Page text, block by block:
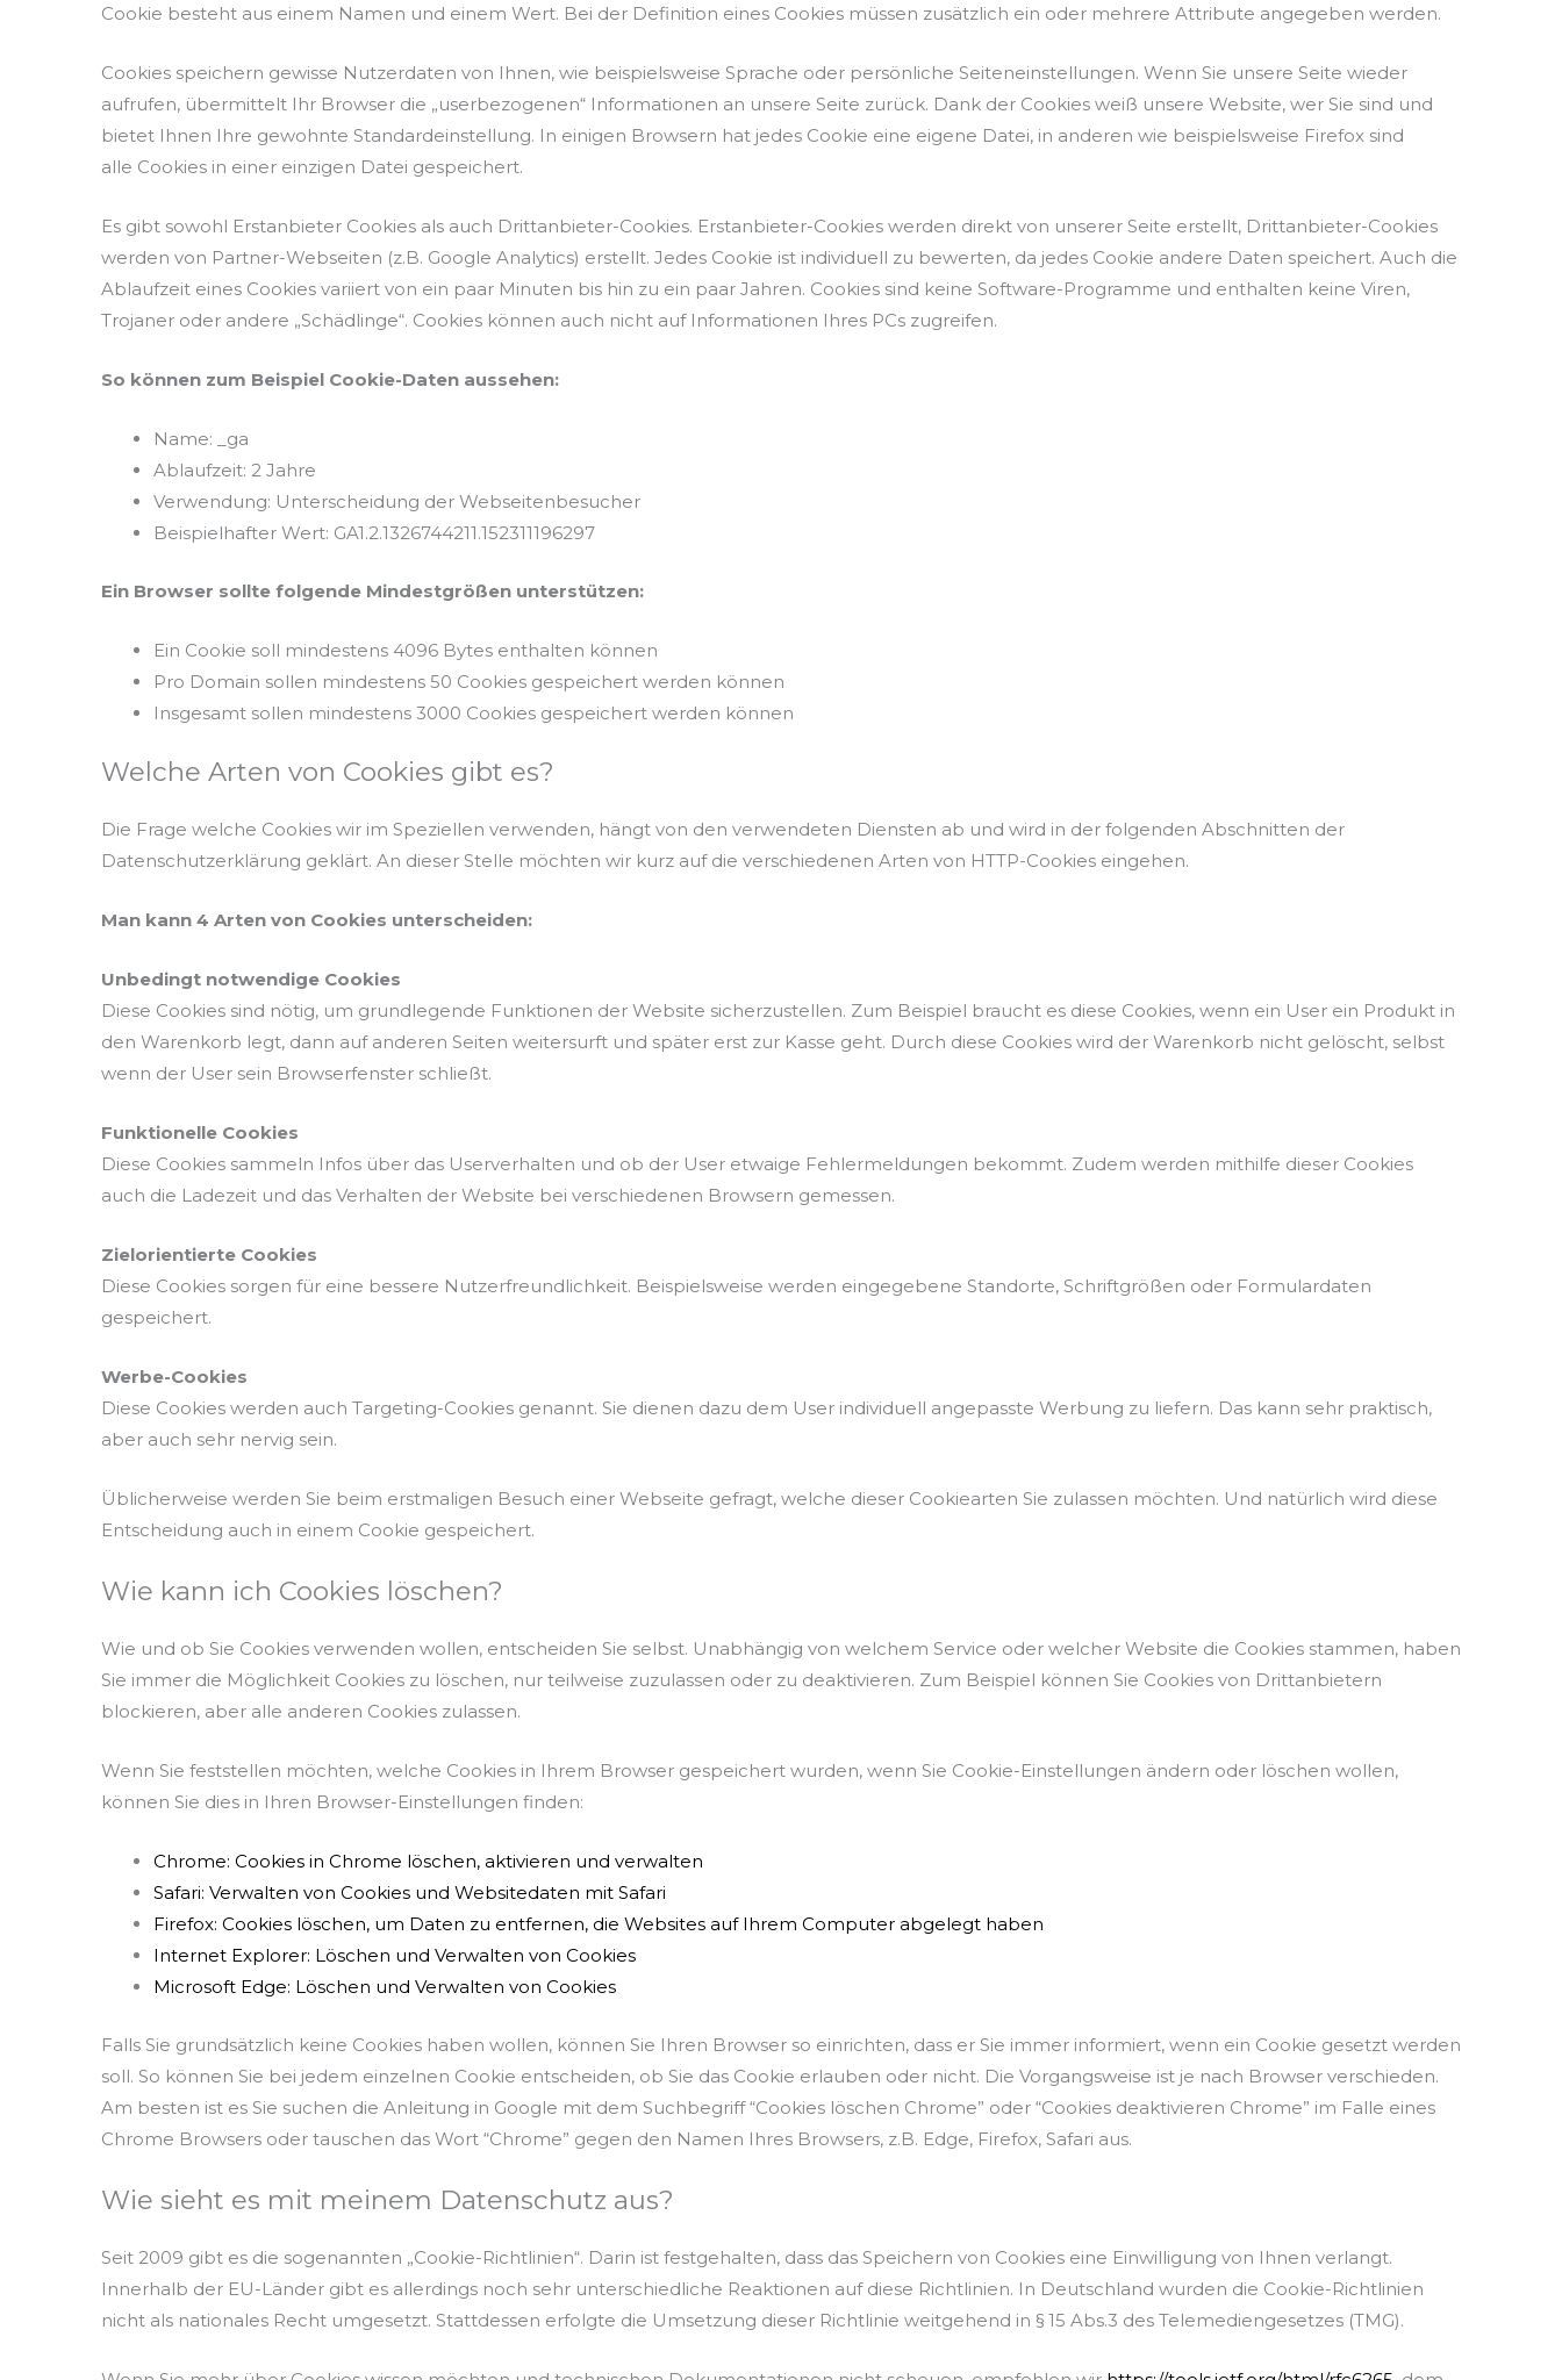
Cookie besteht aus einem Namen und einem Wert. Bei der Definition eines Cookies müssen zusätzlich ein oder mehrere Attribute angegeben werden.
Cookies speichern gewisse Nutzerdaten von Ihnen, wie beispielsweise Sprache oder persönliche Seiteneinstellungen. Wenn Sie unsere Seite wieder
aufrufen, übermittelt Ihr Browser die „userbezogenen“ Informationen an unsere Seite zurück. Dank der Cookies weiß unsere Website, wer Sie sind und
bietet Ihnen Ihre gewohnte Standardeinstellung. In einigen Browsern hat jedes Cookie eine eigene Datei, in anderen wie beispielsweise Firefox sind
alle Cookies in einer einzigen Datei gespeichert.
Es gibt sowohl Erstanbieter Cookies als auch Drittanbieter-Cookies. Erstanbieter-Cookies werden direkt von unserer Seite erstellt, Drittanbieter-Cookies
werden von Partner-Webseiten (z.B. Google Analytics) erstellt. Jedes Cookie ist individuell zu bewerten, da jedes Cookie andere Daten speichert. Auch die
Ablaufzeit eines Cookies variiert von ein paar Minuten bis hin zu ein paar Jahren. Cookies sind keine Software-Programme und enthalten keine Viren,
Trojaner oder andere „Schädlinge“. Cookies können auch nicht auf Informationen Ihres PCs zugreifen.
So können zum Beispiel Cookie-Daten aussehen:
Name: _ga
Ablaufzeit: 2 Jahre
Verwendung: Unterscheidung der Webseitenbesucher
Beispielhafter Wert: GA1.2.1326744211.152311196297
Ein Browser sollte folgende Mindestgrößen unterstützen:
Ein Cookie soll mindestens 4096 Bytes enthalten können
Pro Domain sollen mindestens 50 Cookies gespeichert werden können
Insgesamt sollen mindestens 3000 Cookies gespeichert werden können
Welche Arten von Cookies gibt es?
Die Frage welche Cookies wir im Speziellen verwenden, hängt von den verwendeten Diensten ab und wird in der folgenden Abschnitten der
Datenschutzerklärung geklärt. An dieser Stelle möchten wir kurz auf die verschiedenen Arten von HTTP-Cookies eingehen.
Man kann 4 Arten von Cookies unterscheiden:
Unbedingt notwendige Cookies
Diese Cookies sind nötig, um grundlegende Funktionen der Website sicherzustellen. Zum Beispiel braucht es diese Cookies, wenn ein User ein Produkt in
den Warenkorb legt, dann auf anderen Seiten weitersurft und später erst zur Kasse geht. Durch diese Cookies wird der Warenkorb nicht gelöscht, selbst
wenn der User sein Browserfenster schließt.
Funktionelle Cookies
Diese Cookies sammeln Infos über das Userverhalten und ob der User etwaige Fehlermeldungen bekommt. Zudem werden mithilfe dieser Cookies
auch die Ladezeit und das Verhalten der Website bei verschiedenen Browsern gemessen.
Zielorientierte Cookies
Diese Cookies sorgen für eine bessere Nutzerfreundlichkeit. Beispielsweise werden eingegebene Standorte, Schriftgrößen oder Formulardaten
gespeichert.
Werbe-Cookies
Diese Cookies werden auch Targeting-Cookies genannt. Sie dienen dazu dem User individuell angepasste Werbung zu liefern. Das kann sehr praktisch,
aber auch sehr nervig sein.
Üblicherweise werden Sie beim erstmaligen Besuch einer Webseite gefragt, welche dieser Cookiearten Sie zulassen möchten. Und natürlich wird diese
Entscheidung auch in einem Cookie gespeichert.
Wie kann ich Cookies löschen?
Wie und ob Sie Cookies verwenden wollen, entscheiden Sie selbst. Unabhängig von welchem Service oder welcher Website die Cookies stammen, haben
Sie immer die Möglichkeit Cookies zu löschen, nur teilweise zuzulassen oder zu deaktivieren. Zum Beispiel können Sie Cookies von Drittanbietern
blockieren, aber alle anderen Cookies zulassen.
Wenn Sie feststellen möchten, welche Cookies in Ihrem Browser gespeichert wurden, wenn Sie Cookie-Einstellungen ändern oder löschen wollen,
können Sie dies in Ihren Browser-Einstellungen finden:
Chrome: Cookies in Chrome löschen, aktivieren und verwalten
Safari: Verwalten von Cookies und Websitedaten mit Safari
Firefox: Cookies löschen, um Daten zu entfernen, die Websites auf Ihrem Computer abgelegt haben
Internet Explorer: Löschen und Verwalten von Cookies
Microsoft Edge: Löschen und Verwalten von Cookies
Falls Sie grundsätzlich keine Cookies haben wollen, können Sie Ihren Browser so einrichten, dass er Sie immer informiert, wenn ein Cookie gesetzt werden
soll. So können Sie bei jedem einzelnen Cookie entscheiden, ob Sie das Cookie erlauben oder nicht. Die Vorgangsweise ist je nach Browser verschieden.
Am besten ist es Sie suchen die Anleitung in Google mit dem Suchbegriff “Cookies löschen Chrome” oder “Cookies deaktivieren Chrome” im Falle eines
Chrome Browsers oder tauschen das Wort “Chrome” gegen den Namen Ihres Browsers, z.B. Edge, Firefox, Safari aus.
Wie sieht es mit meinem Datenschutz aus?
Seit 2009 gibt es die sogenannten „Cookie-Richtlinien“. Darin ist festgehalten, dass das Speichern von Cookies eine Einwilligung von Ihnen verlangt.
Innerhalb der EU-Länder gibt es allerdings noch sehr unterschiedliche Reaktionen auf diese Richtlinien. In Deutschland wurden die Cookie-Richtlinien
nicht als nationales Recht umgesetzt. Stattdessen erfolgte die Umsetzung dieser Richtlinie weitgehend in § 15 Abs.3 des Telemediengesetzes (TMG).